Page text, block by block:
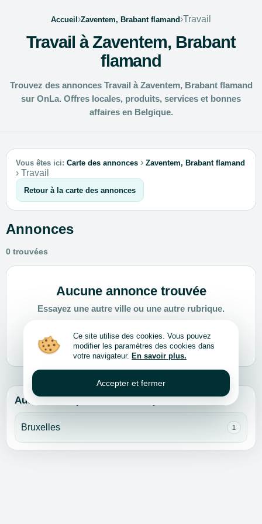
Accueil›Zaventem, Brabant flamand›Travail
Travail à Zaventem, Brabant
flamand
Trouvez des annonces Travail à Zaventem, Brabant flamand
sur OnLa. Offres locales, produits, services et bonnes
affaires en Belgique.
Vous êtes ici: Carte des annonces › Zaventem, Brabant flamand
› Travail
Retour à la carte des annonces
Annonces
0 trouvées
Aucune annonce trouvée
Essayez une autre ville ou une autre rubrique.
Choisir une autre ville ou rubrique
Autres villes pour cette rubrique
Bruxelles 1
Ce site utilise des cookies. Vous pouvez
modifier les paramètres des cookies dans
votre navigateur. En savoir plus.
Accepter et fermer